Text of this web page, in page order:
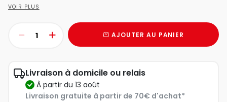
VOIR PLUS
AJOUTER AU PANIER
Livraison à domicile ou relais
à partir du 13 août
Livraison gratuite à partir de 70€ d'achat*